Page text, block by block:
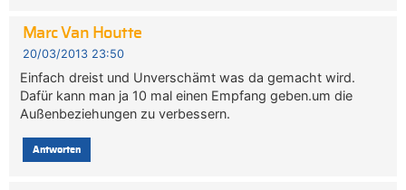
Marc Van Houtte
20/03/2013 23:50
Einfach dreist und Unverschämt was da gemacht wird.
Dafür kann man ja 10 mal einen Empfang geben.um die
Außenbeziehungen zu verbessern.
Antworten